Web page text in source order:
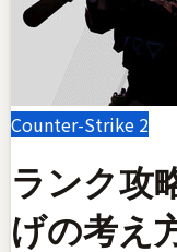
Counter-Strike 2
ランク攻
げの考え